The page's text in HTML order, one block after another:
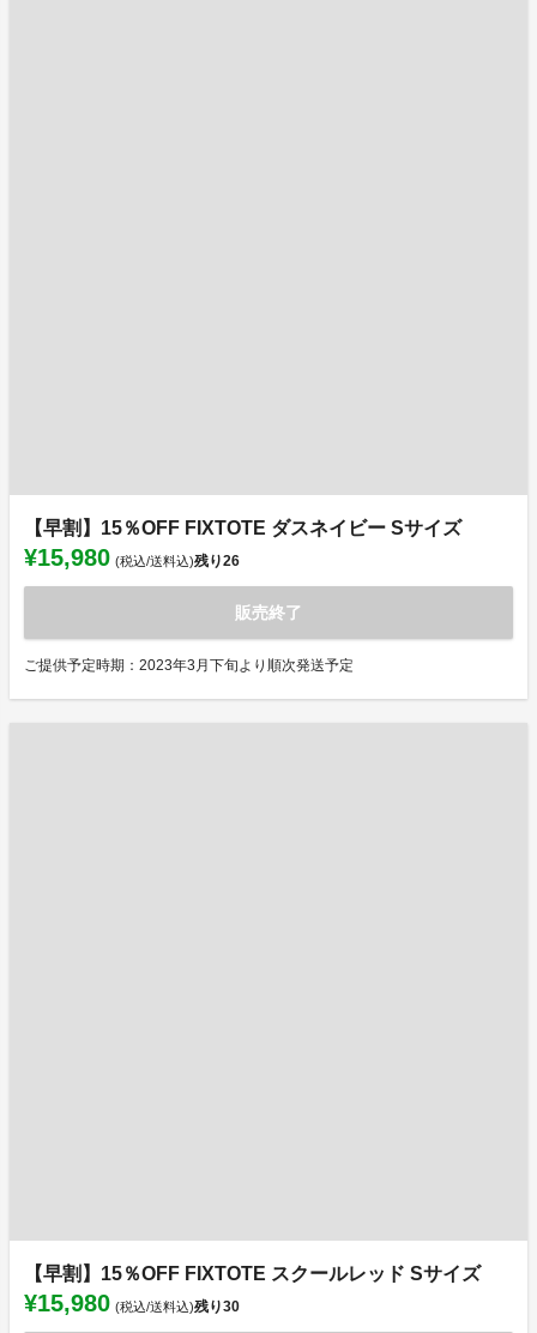
【早割】15％OFF FIXTOTE ダスネイビー Sサイズ
¥15,980 (税込/送料込)残り26
販売終了
ご提供予定時期：2023年3月下旬より順次発送予定
【早割】15％OFF FIXTOTE スクールレッド Sサイズ
¥15,980 (税込/送料込)残り30